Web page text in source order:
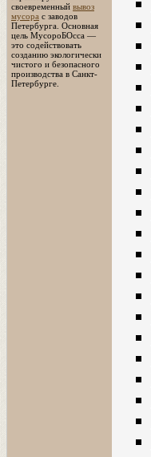
своевременный вывоз
мусора с заводов
Петербурга. Основная
цель МусороБОсса —
это содействовать
созданию экологически
чистого и безопасного
производства в Санкт-
Петербурге.